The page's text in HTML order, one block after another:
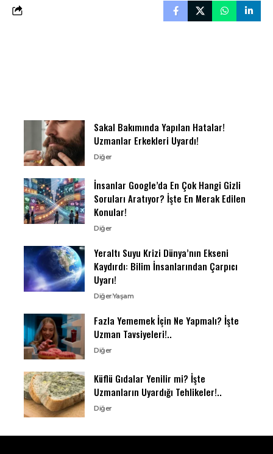
Sakal Bakımında Yapılan Hatalar!
Uzmanlar Erkekleri Uyardı!
Diğer
İnsanlar Google’da En Çok Hangi Gizli
Soruları Aratıyor? İşte En Merak Edilen
Konular!
Diğer
Yeraltı Suyu Krizi Dünya’nın Ekseni
Kaydırdı: Bilim İnsanlarından Çarpıcı
Uyarı!
DiğerYaşam
Fazla Yememek İçin Ne Yapmalı? İşte
Uzman Tavsiyeleri!..
Diğer
Küflü Gıdalar Yenilir mi? İşte
Uzmanların Uyardığı Tehlikeler!..
Diğer